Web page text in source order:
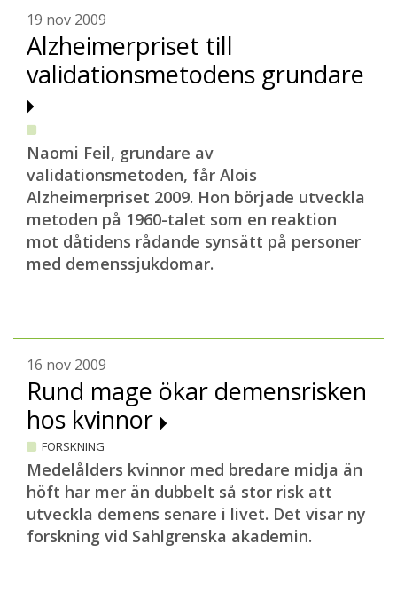
19 nov 2009
Alzheimerpriset till
validationsmetodens grundare
Naomi Feil, grundare av
validationsmetoden, får Alois
Alzheimerpriset 2009. Hon började utveckla
metoden på 1960-talet som en reaktion
mot dåtidens rådande synsätt på personer
med demenssjukdomar.
16 nov 2009
Rund mage ökar demensrisken
hos kvinnor
FORSKNING
Medelålders kvinnor med bredare midja än
höft har mer än dubbelt så stor risk att
utveckla demens senare i livet. Det visar ny
forskning vid Sahlgrenska akademin.